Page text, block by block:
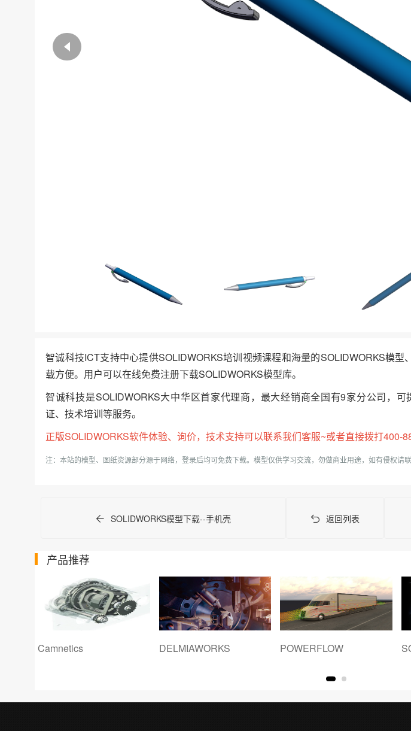
智诚科技ICT支持中心提供SOLIDWORKS培训视频课程和海量的SOLIDWORKS模
载方便。用户可以在线免费注册下载SOLIDWORKS模型库。
智诚科技是SOLIDWORKS大中华区首家代理商，最大经销商全国有9家分公司，
证、技术培训等服务。
正版SOLIDWORKS软件体验、询价，技术支持可以联系我们客服~或者直接拨打400-
注：本站的模型、图纸资源部分源于网络，登录后均可免费下载。模型仅供学习交流，勿做商业用途，如有侵权请联
SOLIDWORKS模型下载--手机壳 返回列表
产品推荐
Camnetics DELMIAWORKS POWERFLOW